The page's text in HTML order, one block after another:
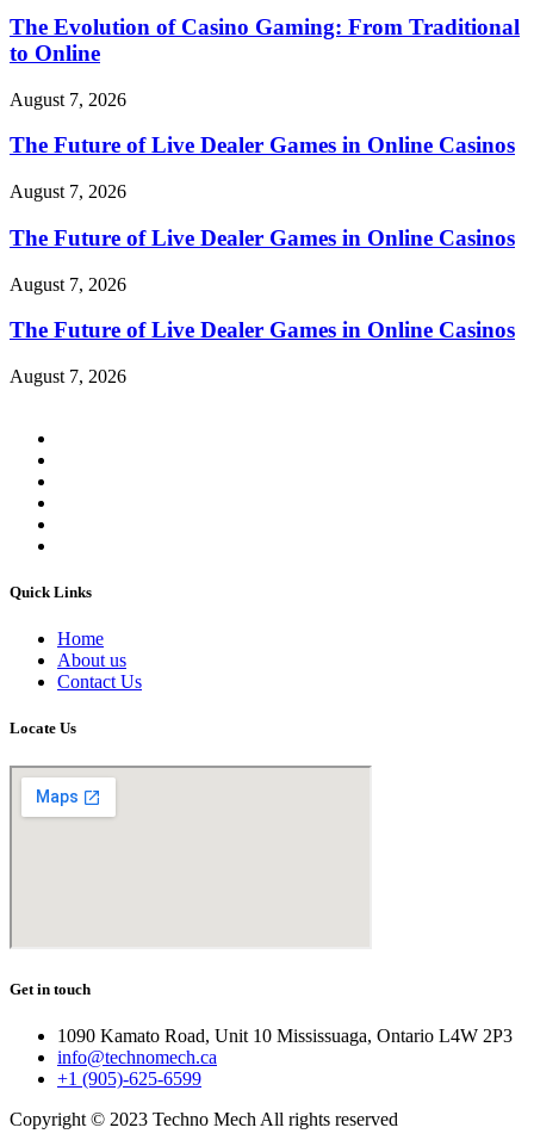
The Evolution of Casino Gaming: From Traditional
to Online
August 7, 2026
The Future of Live Dealer Games in Online Casinos
August 7, 2026
The Future of Live Dealer Games in Online Casinos
August 7, 2026
The Future of Live Dealer Games in Online Casinos
August 7, 2026
Quick Links
Home
About us
Contact Us
Locate Us
Get in touch
1090 Kamato Road, Unit 10 Mississuaga, Ontario L4W 2P3
info@technomech.ca
+1 (905)-625-6599
Copyright © 2023 Techno Mech All rights reserved